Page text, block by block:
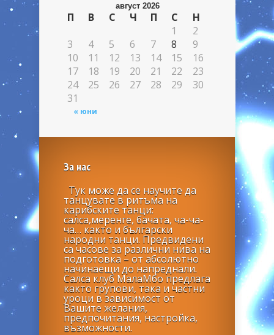
август 2026
П В С Ч П С Н
« юни
1
2
3
4 5 6 7 8
9
10
11 12 13 14 15
16
17
18 19 20 21 22
23
24
25 26 27 28 29
30
31
За нас
Тук може да се научите да
танцувате в ритъма на
карибските танци:
салса,меренге, бачата, ча-ча-
ча… както и български
народни танци. Предвидени
са часове за различни нива на
подготовка – от абсолютно
начинаещи до напреднали.
Салса клуб МалаМбо предлага
както групови, така и частни
уроци в зависимост от
Вашите желания,
предпочитания, настройка,
възможности.